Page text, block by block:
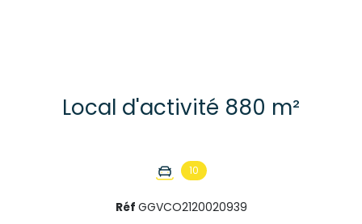
Local d'activité 880 m²
10
Réf GGVCO2120020939